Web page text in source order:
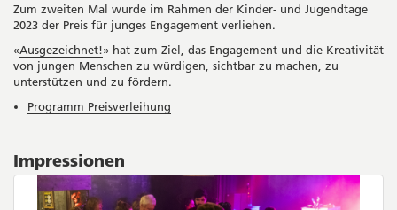
Zum zweiten Mal wurde im Rahmen der Kinder- und Jugendtage
2023 der Preis für junges Engagement verliehen.
«Ausgezeichnet!» hat zum Ziel, das Engagement und die Kreativität
von jungen Menschen zu würdigen, sichtbar zu machen, zu
unterstützen und zu fördern.
Programm Preisverleihung
Impressionen